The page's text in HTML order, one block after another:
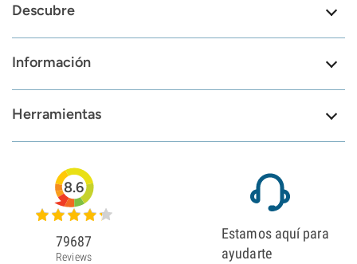
Descubre
Información
Herramientas
8.6
79687
Reviews
Estamos aquí para
ayudarte